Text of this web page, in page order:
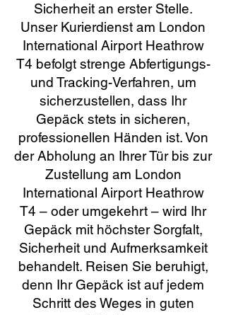
Sicherheit an erster Stelle.
Unser Kurierdienst am London
International Airport Heathrow
T4 befolgt strenge Abfertigungs-
und Tracking-Verfahren, um
sicherzustellen, dass Ihr
Gepäck stets in sicheren,
professionellen Händen ist. Von
der Abholung an Ihrer Tür bis zur
Zustellung am London
International Airport Heathrow
T4 – oder umgekehrt – wird Ihr
Gepäck mit höchster Sorgfalt,
Sicherheit und Aufmerksamkeit
behandelt. Reisen Sie beruhigt,
denn Ihr Gepäck ist auf jedem
Schritt des Weges in guten